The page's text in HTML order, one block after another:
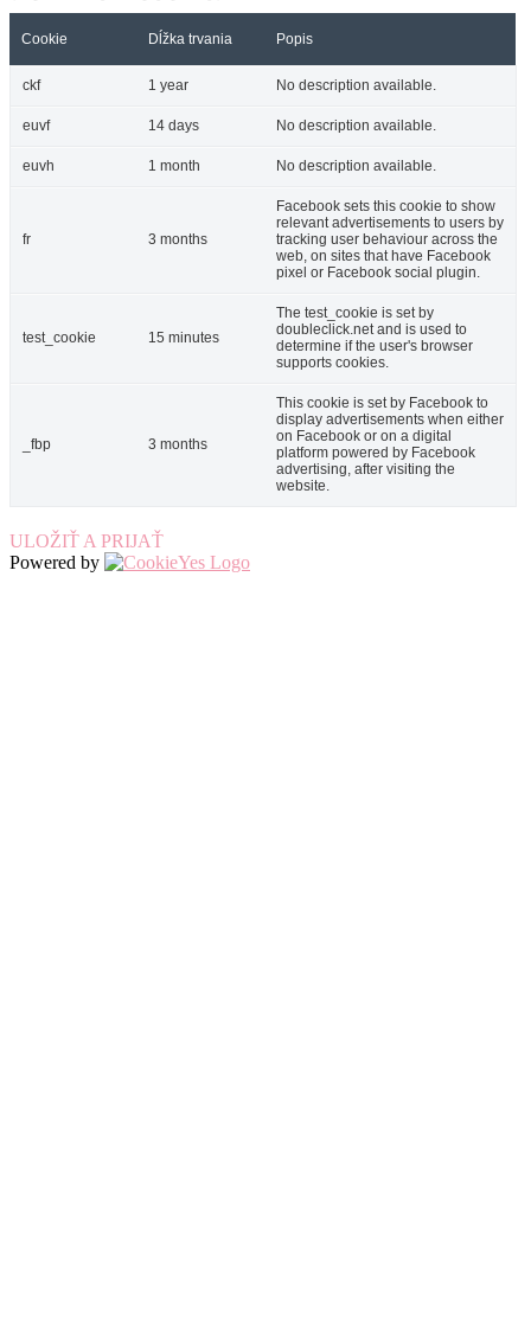
Cookie Dĺžka trvania Popis
ckf 1 year No description available.
euvf 14 days No description available.
euvh 1 month No description available.
fr 3 months
Facebook sets this cookie to show
relevant advertisements to users by
tracking user behaviour across the
web, on sites that have Facebook
pixel or Facebook social plugin.
test_cookie 15 minutes
The test_cookie is set by
doubleclick.net and is used to
determine if the user's browser
supports cookies.
_fbp 3 months
This cookie is set by Facebook to
display advertisements when either
on Facebook or on a digital
platform powered by Facebook
advertising, after visiting the
website.
ULOŽIŤ A PRIJAŤ
Powered by